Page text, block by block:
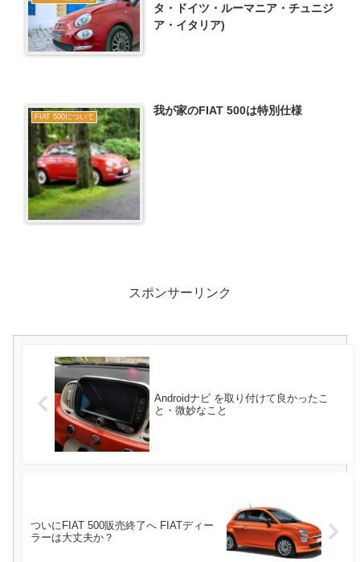
タ・ドイツ・ルーマニア・チュニジ
ア・イタリア)
FIAT 500について 我が家のFIAT 500は特別仕様
スポンサーリンク
Androidナビ を取り付けて良かったこ
と・微妙なこと
ついにFIAT 500販売終了へ FIATディー
ラーは大丈夫か？